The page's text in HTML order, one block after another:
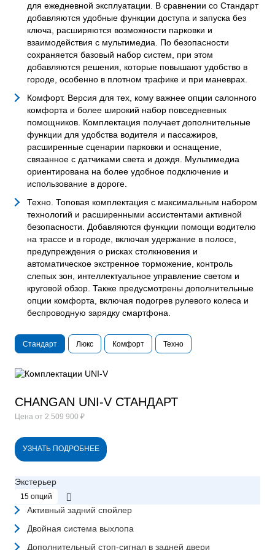
для ежедневной эксплуатации. В сравнении со Стандарт
добавляются удобные функции доступа и запуска без
ключа, расширяются возможности парковки и
взаимодействия с мультимедиа. По безопасности
сохраняется базовый набор систем, при этом
добавляются решения, которые повышают удобство в
городе, особенно в плотном трафике и при маневрах.
Комфорт. Версия для тех, кому важнее опции салонного
комфорта и более широкий набор повседневных
помощников. Комплектация получает дополнительные
функции для удобства водителя и пассажиров,
расширенные сценарии парковки и оснащение,
связанное с датчиками света и дождя. Мультимедиа
ориентирована на более удобное подключение и
использование в дороге.
Техно. Топовая комплектация с максимальным набором
технологий и расширенными ассистентами активной
безопасности. Добавляются функции помощи водителю
на трассе и в городе, включая удержание в полосе,
предупреждения о рисках столкновения и
автоматическое экстренное торможение, контроль
слепых зон, интеллектуальное управление светом и
круговой обзор. Также предусмотрены дополнительные
опции комфорта, включая подогрев рулевого колеса и
беспроводную зарядку смартфона.
Стандарт Люкс Комфорт Техно
CHANGAN UNI-V СТАНДАРТ
Цена от 2 509 900 ₽
УЗНАТЬ ПОДРОБНЕЕ
Экстерьер
15 опций
Активный задний спойлер
Двойная система выхлопа
Дополнительный стоп-сигнал в задней двери